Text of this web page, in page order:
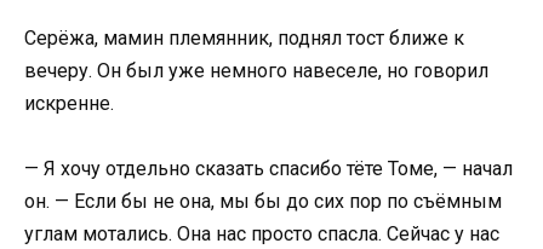
Серёжа, мамин племянник, поднял тост ближе к
вечеру. Он был уже немного навеселе, но говорил
искренне.
— Я хочу отдельно сказать спасибо тёте Томе, — начал
он. — Если бы не она, мы бы до сих пор по съёмным
углам мотались. Она нас просто спасла. Сейчас у нас